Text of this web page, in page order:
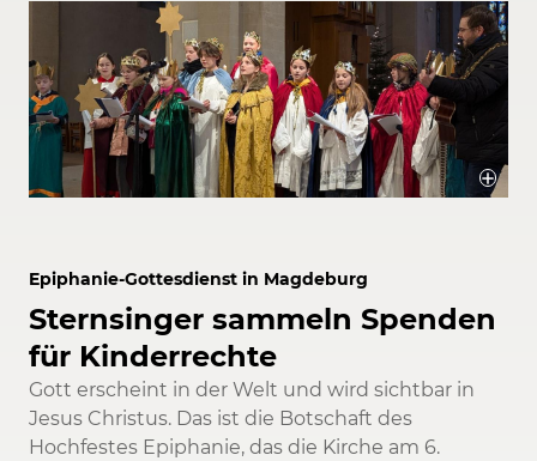
Epiphanie-Gottesdienst in Magdeburg
Sternsinger sammeln Spenden
für Kinderrechte
Gott erscheint in der Welt und wird sichtbar in
Jesus Christus. Das ist die Botschaft des
Hochfestes Epiphanie, das die Kirche am 6.